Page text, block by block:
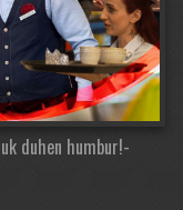
duhen humbur!-